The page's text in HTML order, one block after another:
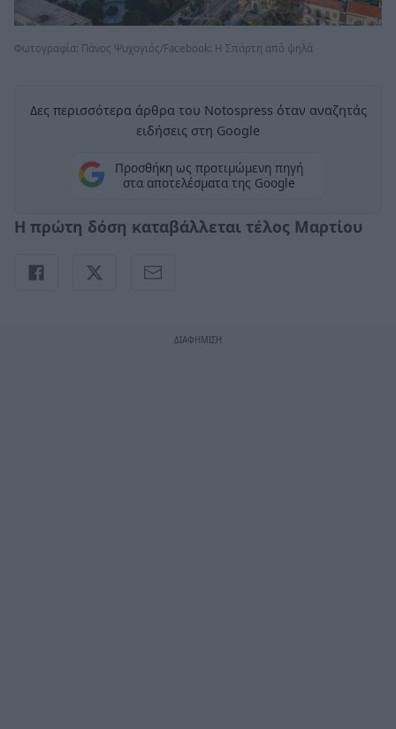
Φωτογραφία: Πάνος Ψυχογιός/Facebook: Η Σπάρτη από ψηλά
Δες περισσότερα άρθρα του Notospress όταν αναζητάς
ειδήσεις στη Google
Προσθήκη ως προτιμώμενη πηγή
στα αποτελέσματα της Google
Η πρώτη δόση καταβάλλεται τέλος Μαρτίου